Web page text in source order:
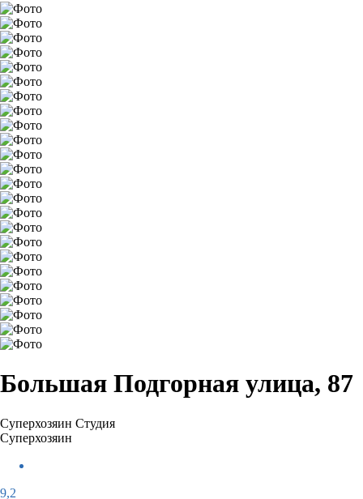
Большая Подгорная улица, 87
Суперхозяин Студия
Суперхозяин
9,2